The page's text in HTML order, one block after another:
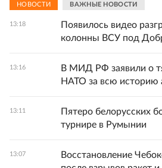
НОВОСТИ ВАЖНЫЕ НОВОСТИ
13:18
Появилось видео
колонны ВСУ под
13:16
В МИД РФ заявили о
НАТО за всю историю
13:11
Пятеро белорусских
турнире в Румынии
13:07
Восстановление